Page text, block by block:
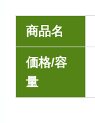
商品名
価格/容
量